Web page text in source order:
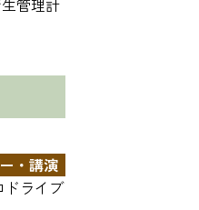
管理計
・講演
ドライブ